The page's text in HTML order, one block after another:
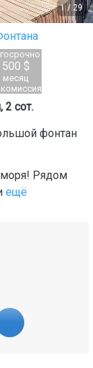
1/ 29
500 $
месяц
комиссия
2 сот.
фонтан
Рядом
ещё